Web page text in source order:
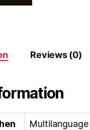
Reviews (0)
Multilanguage